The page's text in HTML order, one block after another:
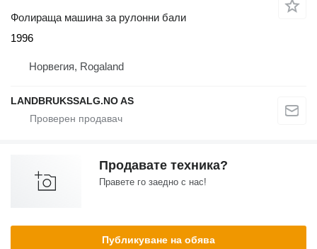
Фолираща машина за рулонни бали
1996
Норвегия, Rogaland
LANDBRUKSSALG.NO AS
Продавате техника?
Правете го заедно с нас!
Публикуване на обява